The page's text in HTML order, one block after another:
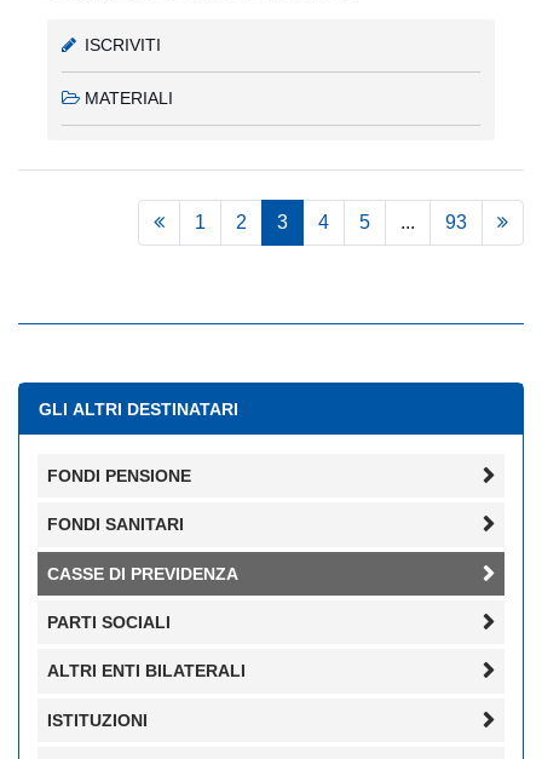
ISCRIVITI
MATERIALI
1 2 3 4 5 ... 93
GLI ALTRI DESTINATARI
FONDI PENSIONE
FONDI SANITARI
CASSE DI PREVIDENZA
PARTI SOCIALI
ALTRI ENTI BILATERALI
ISTITUZIONI